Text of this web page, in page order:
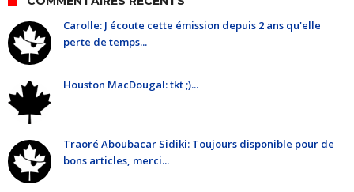
Carolle: J écoute cette émission depuis 2 ans qu'elle
perte de temps...
Houston MacDougal: tkt ;)...
Traoré Aboubacar Sidiki: Toujours disponible pour de
bons articles, merci...